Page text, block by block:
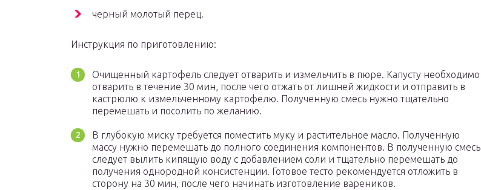
черный молотый перец.
Инструкция по приготовлению:
Очищенный картофель следует отварить и измельчить в пюре. Капусту необходимо
отварить в течение 30 мин, после чего отжать от лишней жидкости и отправить в
кастрюлю к измельченному картофелю. Полученную смесь нужно тщательно
перемешать и посолить по желанию.
В глубокую миску требуется поместить муку и растительное масло. Полученную
массу нужно перемешать до полного соединения компонентов. В полученную смесь
следует вылить кипящую воду с добавлением соли и тщательно перемешать до
получения однородной консистенции. Готовое тесто рекомендуется отложить в
сторону на 30 мин, после чего начинать изготовление вареников.